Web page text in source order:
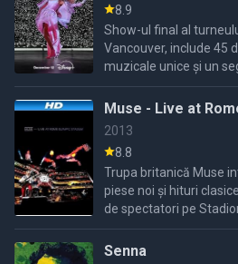
8.9
Show-ul final al
Vancouver, include 45
muzicale unice și un
emoțiilor intense,
dintre cele mai mari
Muse - Live at
2013
8.8
Trupa britanică Muse
piese noi și hituri
de spectatori pe
Senna